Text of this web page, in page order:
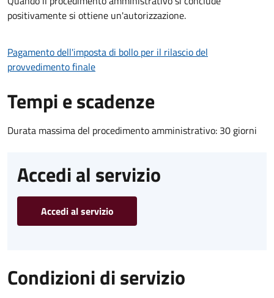
positivamente si ottiene un'autorizzazione.
Pagamento dell'imposta di bollo per il rilascio del
provvedimento finale
Tempi e scadenze
Durata massima del procedimento amministrativo: 30 giorni
Accedi al servizio
Accedi al servizio
Condizioni di servizio